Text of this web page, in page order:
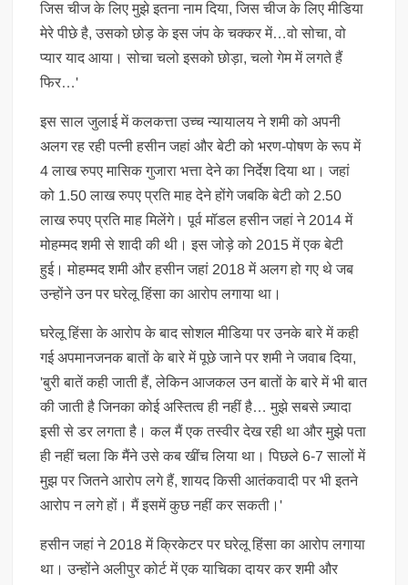
जिस चीज के लिए मुझे इतना नाम दिया, जिस चीज के लिए मीडिया
मेरे पीछे है, उसको छोड़ के इस जंप के चक्कर में…वो सोचा, वो
प्यार याद आया। सोचा चलो इसको छोड़ा, चलो गेम में लगते हैं
फिर…'
इस साल जुलाई में कलकत्ता उच्च न्यायालय ने शमी को अपनी
अलग रह रही पत्नी हसीन जहां और बेटी को भरण-पोषण के रूप में
4 लाख रुपए मासिक गुजारा भत्ता देने का निर्देश दिया था। जहां
को 1.50 लाख रुपए प्रति माह देने होंगे जबकि बेटी को 2.50
लाख रुपए प्रति माह मिलेंगे। पूर्व मॉडल हसीन जहां ने 2014 में
मोहम्मद शमी से शादी की थी। इस जोड़े को 2015 में एक बेटी
हुई। मोहम्मद शमी और हसीन जहां 2018 में अलग हो गए थे जब
उन्होंने उन पर घरेलू हिंसा का आरोप लगाया था।
घरेलू हिंसा के आरोप के बाद सोशल मीडिया पर उनके बारे में कही
गई अपमानजनक बातों के बारे में पूछे जाने पर शमी ने जवाब दिया,
'बुरी बातें कही जाती हैं, लेकिन आजकल उन बातों के बारे में भी बात
की जाती है जिनका कोई अस्तित्व ही नहीं है… मुझे सबसे ज़्यादा
इसी से डर लगता है। कल मैं एक तस्वीर देख रही था और मुझे पता
ही नहीं चला कि मैंने उसे कब खींच लिया था। पिछले 6-7 सालों में
मुझ पर जितने आरोप लगे हैं, शायद किसी आतंकवादी पर भी इतने
आरोप न लगे हों। मैं इसमें कुछ नहीं कर सकती।'
हसीन जहां ने 2018 में क्रिकेटर पर घरेलू हिंसा का आरोप लगाया
था। उन्होंने अलीपुर कोर्ट में एक याचिका दायर कर शमी और